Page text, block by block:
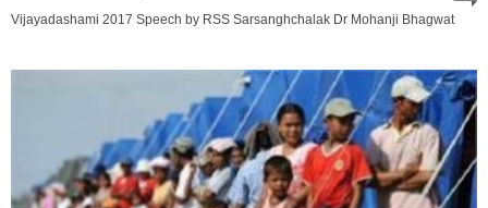
Vijayadashami 2017 Speech by RSS Sarsanghchalak Dr Mohanji Bhagwat